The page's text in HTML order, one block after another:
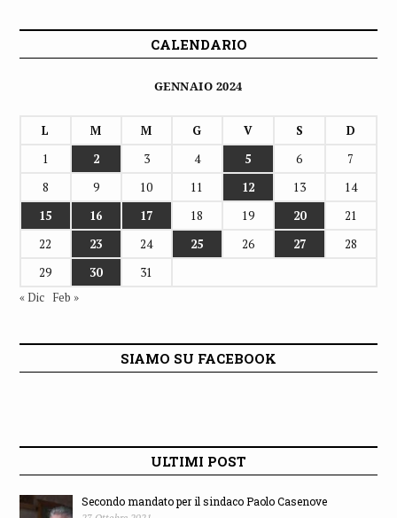
CALENDARIO
GENNAIO 2024
L M M G V S
D
1
2 3 4 5 6
7
8
9 10 11 12 13
14
15
16 17 18 19 20
21
22
23 24 25 26 27
28
29
30
31
« Dic Feb »
SIAMO SU FACEBOOK
ULTIMI POST
Secondo mandato per il sindaco Paolo Casenove